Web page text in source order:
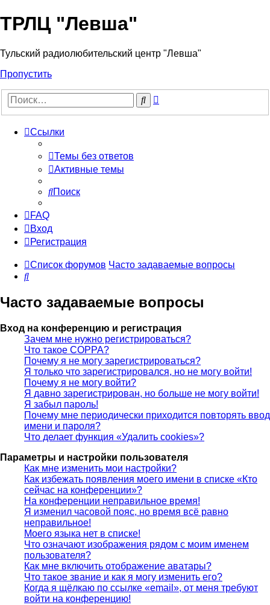
ТРЛЦ "Левша"
Тульский радиолюбительский центр "Левша"
Пропустить
Поиск
Ссылки
Темы без ответов
Активные темы
Поиск
FAQ
Вход
Регистрация
Список форумов Часто задаваемые вопросы
Поиск
Часто задаваемые вопросы
Вход на конференцию и регистрация
Зачем мне нужно регистрироваться?
Что такое COPPA?
Почему я не могу зарегистрироваться?
Я только что зарегистрировался, но не могу войти!
Почему я не могу войти?
Я давно зарегистрирован, но больше не могу войти!
Я забыл пароль!
Почему мне периодически приходится повторять ввод
имени и пароля?
Что делает функция «Удалить cookies»?
Параметры и настройки пользователя
Как мне изменить мои настройки?
Как избежать появления моего имени в списке «Кто
сейчас на конференции»?
На конференции неправильное время!
Я изменил часовой пояс, но время всё равно
неправильное!
Моего языка нет в списке!
Что означают изображения рядом с моим именем
пользователя?
Как мне включить отображение аватары?
Что такое звание и как я могу изменить его?
Когда я щёлкаю по ссылке «email», от меня требуют
войти на конференцию!